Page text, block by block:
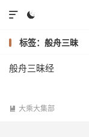


标签：般舟三昧
般舟三昧经
 大乘大集部